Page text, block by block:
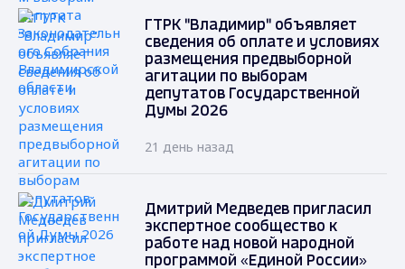
ГТРК "Владимир" объявляет
сведения об оплате и условиях
размещения предвыборной
агитации по выборам
депутатов Государственной
Думы 2026
21 день назад
Дмитрий Медведев пригласил
экспертное сообщество к
работе над новой народной
программой «Единой России»